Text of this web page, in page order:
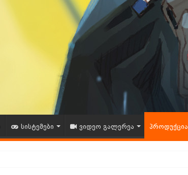
სისტემები ვიდეო გალერეა პროდუქცია